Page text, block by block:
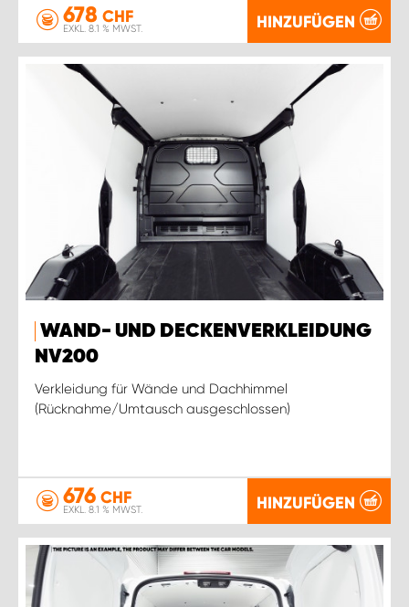
678 CHF
EXKL. 8.1 % MWST. HINZUFÜGEN
WAND- UND DECKENVERKLEIDUNG
NV200
Verkleidung für Wände und Dachhimmel
(Rücknahme/Umtausch ausgeschlossen)
676 CHF
EXKL. 8.1 % MWST. HINZUFÜGEN